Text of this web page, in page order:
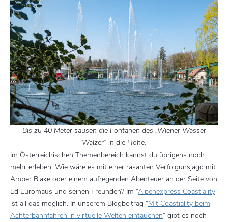
Bis zu 40 Meter sausen die Fontänen des „Wiener Wasser
Walzer“ in die Höhe.
Im Österreichischen Themenbereich kannst du übrigens noch
mehr erleben: Wie wäre es mit einer rasanten Verfolgunsjagd mit
Amber Blake oder einem aufregenden Abenteuer an der Seite von
Ed Euromaus und seinen Freunden? Im “Alpenexpress Coastiality”
ist all das möglich. In unserem Blogbeitrag “Mit Coastiality beim
Achterbahnfahren in virtuelle Welten eintauchen” gibt es noch